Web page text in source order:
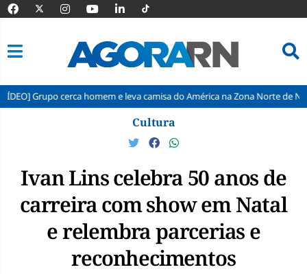
cerca homem e leva camisa do América na Zona Norte de Natal
Cultura
Ivan Lins celebra 50 anos de
carreira com show em Natal
e relembra parcerias e
reconhecimentos